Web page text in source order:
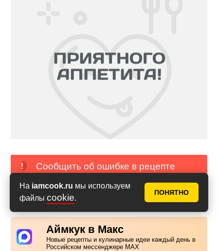
На iamcook.ru мы используем
файлы cookie.
ПОНЯТНО
Сообщить об ошибке в рецепте
PDF с фото PDF без фото
Аймкук в Макс
Новые рецепты и кулинарные идеи каждый день в
Российском мессенджере MAX